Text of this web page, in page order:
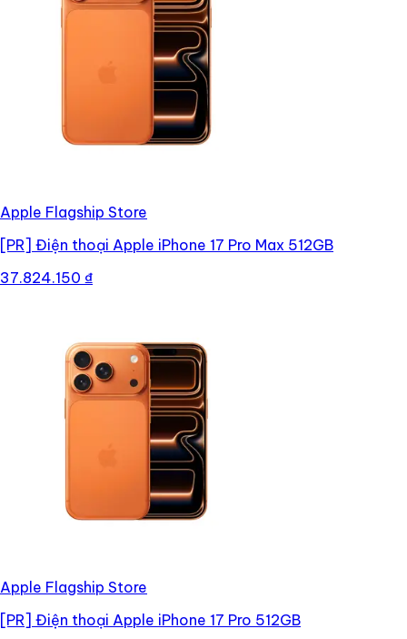
Apple Flagship Store
[PR] Điện thoại Apple iPhone 17 Pro Max 512GB
37.824.150 ₫
Apple Flagship Store
[PR] Điện thoại Apple iPhone 17 Pro 512GB